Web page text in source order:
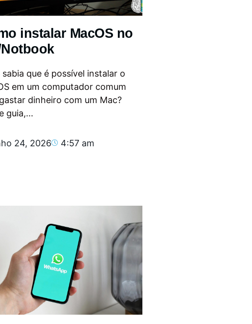
instalar MacOS no
sabia que é possível instalar o
em um computador comum
dinheiro com um Mac?
guia,...
24, 2026 4:57 am